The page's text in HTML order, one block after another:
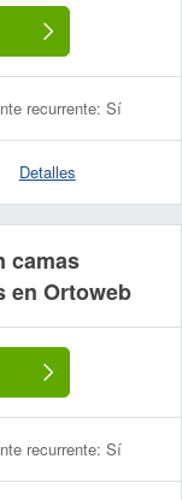
recurrente: Sí
Detalles
camas
en Ortoweb
recurrente: Sí